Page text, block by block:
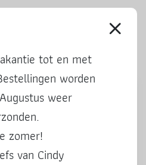
producten
tot en met
worden
weer
zomer!
van Cindy